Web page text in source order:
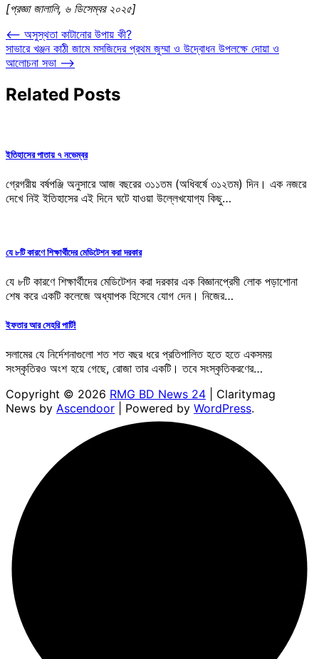
[প্রজ্ঞা জালালি, ৬ ডিসেম্বর ২০২৫]
Post
navigation
⟵ অসুস্থতা কাটানোর উপায় কী?
সাভারে খঞ্জন কাঠী জামে মসজিদের প্রথম জুম্মা ও উদ্বোধন উপলক্ষে দোয়া ও
আলোচনা সভা ⟶
Related Posts
ইতিহাসের পাতায় ৭ নভেম্বর
গ্রেগরীয় বর্ষপঞ্জি অনুসারে আজ বছরের ৩১১তম (অধিবর্ষে ৩১২তম) দিন। এক নজরে
দেখে নিই ইতিহাসের এই দিনে ঘটে যাওয়া উল্লেখযোগ্য কিছু…
যে ৮টি কারণে শিক্ষার্থীদের মেডিটেশন করা দরকার
যে ৮টি কারণে শিক্ষার্থীদের মেডিটেশন করা দরকার এক বিজ্ঞানপ্রেমী লোক পড়াশোনা
শেষ করে একটি কলেজে অধ্যাপক হিসেবে যোগ দেন। নিজের…
ইফতার আর সেহরি পার্টি!
সলামের যে নির্দেশনাগুলো শত শত বছর ধরে প্রতিপালিত হতে হতে একসময়
সংস্কৃতিরও অংশ হয়ে গেছে, রোজা তার একটি। তবে সংস্কৃতিকরণের…
Copyright © 2026 RMG BD News 24 | Claritymag
News by Ascendoor | Powered by WordPress.